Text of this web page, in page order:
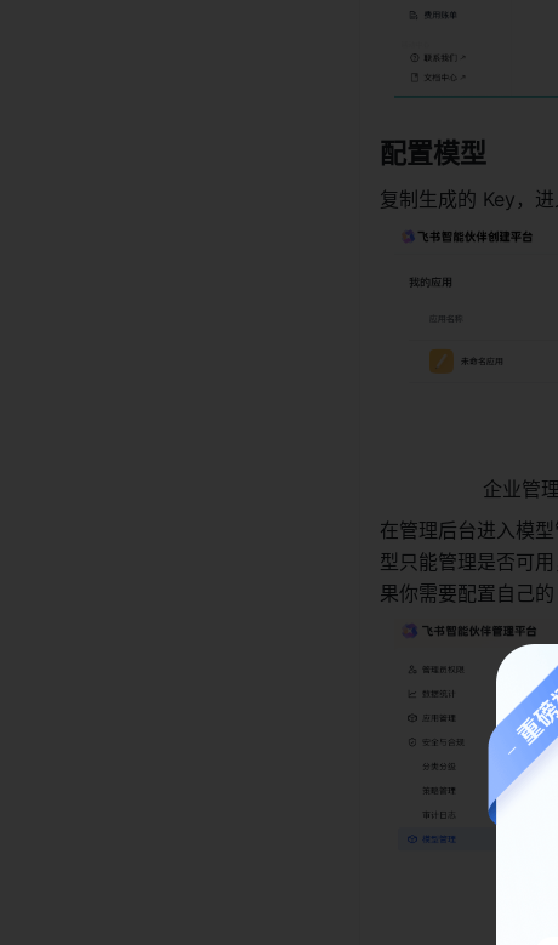
配置模型
复制生成的 Key，
企业管
在管理后台进入模
型只能管理是否可
果你需要配置自己